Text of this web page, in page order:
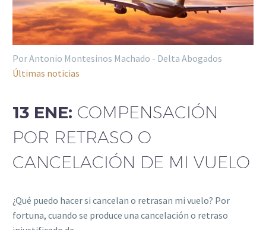
Por Antonio Montesinos Machado - Delta Abogados
Últimas noticias
13 ENE: COMPENSACIÓN
POR RETRASO O
CANCELACIÓN DE MI VUELO
¿Qué puedo hacer si cancelan o retrasan mi vuelo? Por
fortuna, cuando se produce una cancelación o retraso